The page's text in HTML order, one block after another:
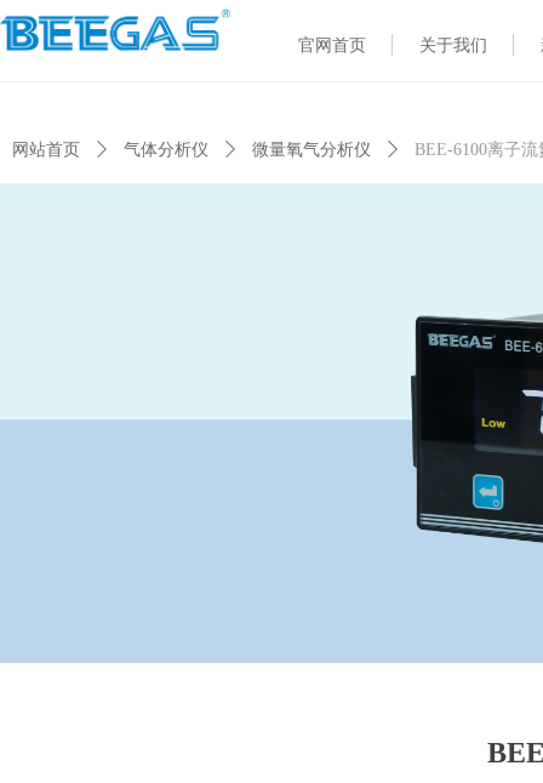
官网首页 关于我们
网站首页 ꄲ 气体分析仪 ꄲ 微量氧气分析仪 ꄲ BEE-6100离子